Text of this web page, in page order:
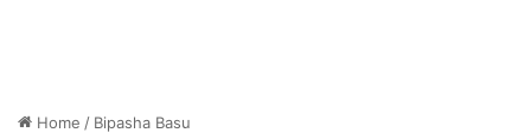
Home / Bipasha Basu